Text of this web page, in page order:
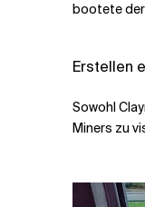
bootete der
Erstellen
Sowohl
Miners zu